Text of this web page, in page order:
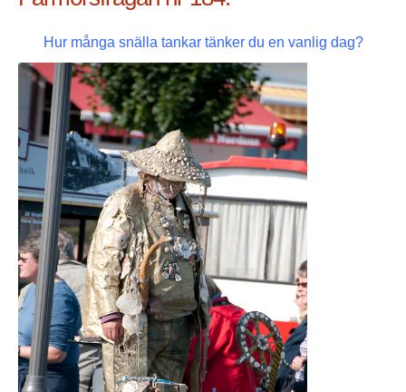
Hur många snälla tankar tänker du en vanlig dag?